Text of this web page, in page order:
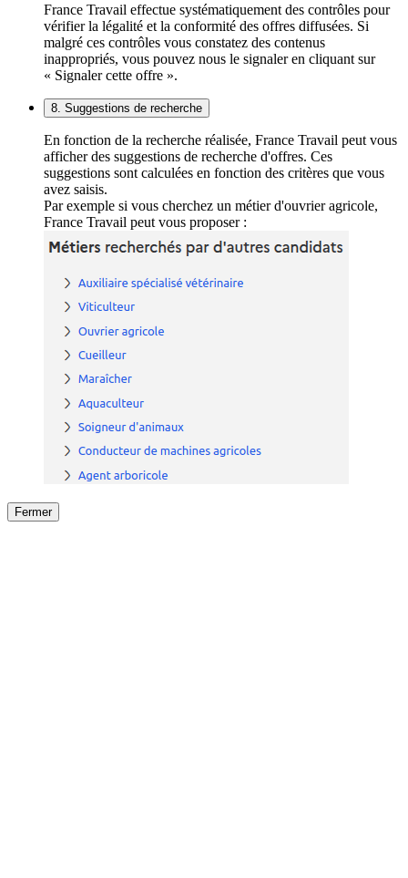
France Travail effectue systématiquement des contrôles pour
vérifier la légalité et la conformité des offres diffusées. Si
malgré ces contrôles vous constatez des contenus
inappropriés, vous pouvez nous le signaler en cliquant sur
« Signaler cette offre ».
8. Suggestions de recherche
En fonction de la recherche réalisée, France Travail peut vous
afficher des suggestions de recherche d'offres. Ces
suggestions sont calculées en fonction des critères que vous
avez saisis.
Par exemple si vous cherchez un métier d'ouvrier agricole,
France Travail peut vous proposer :
Fermer